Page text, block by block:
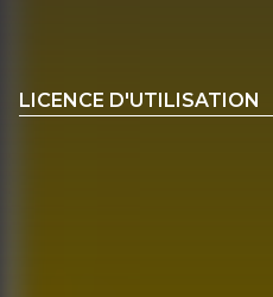
LICENCE D'UTILISATION